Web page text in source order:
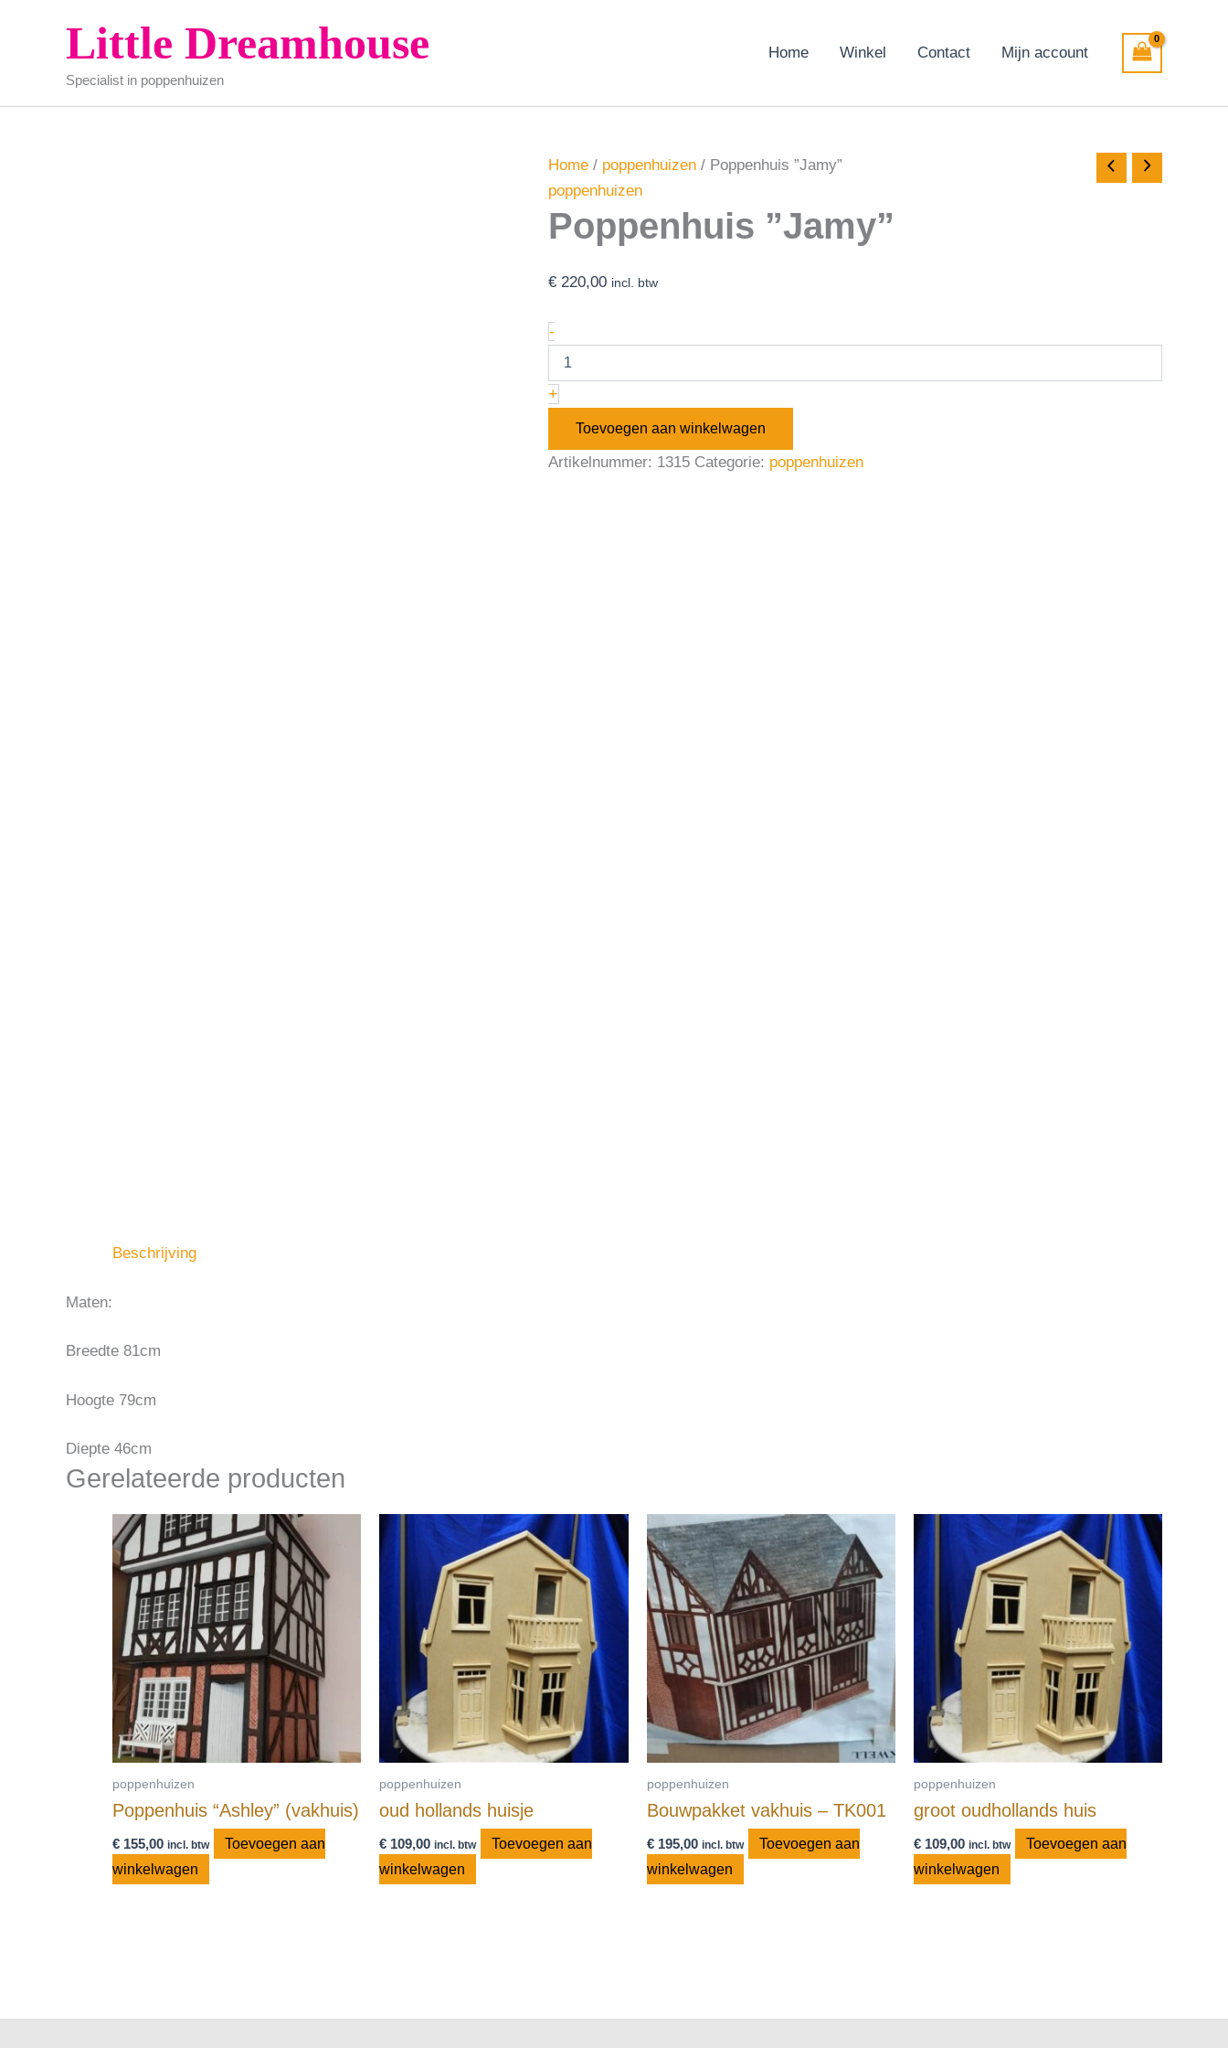
Little Dreamhouse
Specialist in poppenhuizen
Home Winkel Contact Mijn account
Home / poppenhuizen / Poppenhuis ”Jamy”
poppenhuizen
Poppenhuis ”Jamy”
€ 220,00 incl. btw
-
+
Toevoegen aan winkelwagen
Artikelnummer: 1315 Categorie: poppenhuizen
Beschrijving
Maten:
Breedte 81cm
Hoogte 79cm
Diepte 46cm
Gerelateerde producten
poppenhuizen
Poppenhuis “Ashley” (vakhuis)
€ 155,00 incl. btw
Toevoegen aan
winkelwagen
poppenhuizen
oud hollands huisje
€ 109,00 incl. btw
Toevoegen aan
winkelwagen
poppenhuizen
Bouwpakket vakhuis – TK001
€195,00 incl. btw
Toevoegen aan
winkelwagen
poppenhuizen
groot oudhollands huis
€109,00 incl. btw
Toevoegen aan
winkelwagen